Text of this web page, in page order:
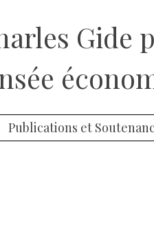
Gide
Publications et